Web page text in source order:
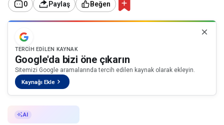
0 Paylaş Beğen
TERCIH EDILEN KAYNAK
Google'da bizi öne çıkarın
Sitemizi Google aramalarında tercih edilen kaynak olarak ekleyin.
Kaynağı Ekle
AI